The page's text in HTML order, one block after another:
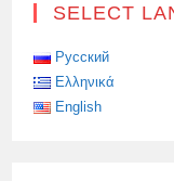
SELECT
Русский
Ελληνικά
English